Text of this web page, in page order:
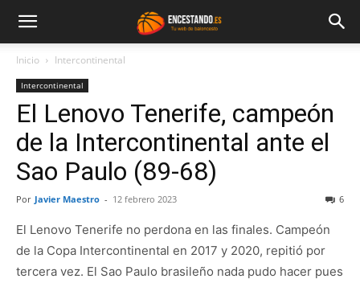
Inicio Intercontinental
Intercontinental
El Lenovo Tenerife, campeón
de la Intercontinental ante el
Sao Paulo (89-68)
Por Javier Maestro - 12 febrero 2023 6
El Lenovo Tenerife no perdona en las finales. Campeón
de la Copa Intercontinental en 2017 y 2020, repitió por
tercera vez. El Sao Paulo brasileño nada pudo hacer pues